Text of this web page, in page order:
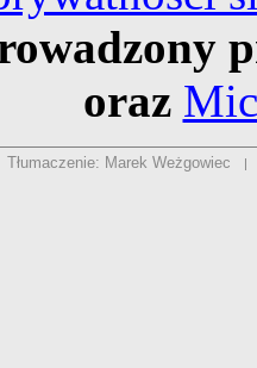
oraz
Tłumaczenie: Marek Weżgowiec